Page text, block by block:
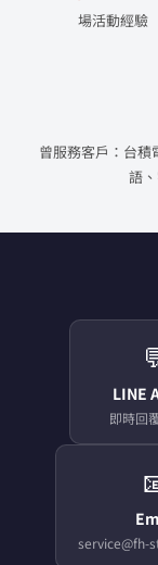
場活動經驗
曾服務客戶：台積
語
LINE
即時回
service@fh-